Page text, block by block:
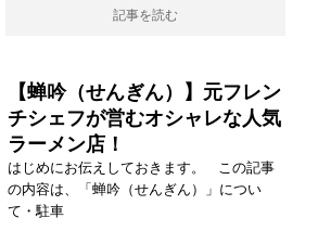
記事を読む
【蝉吟（せんぎん）】元フレン
チシェフが営むオシャレな人気
ラーメン店！
はじめにお伝えしておきます。 この記事
の内容は、「蝉吟（せんぎん）」につい
て・駐車